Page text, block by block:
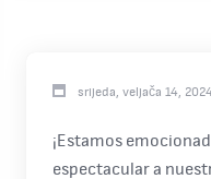
srijeda, veljača 14, 2024
¡Estamos
espectacular a